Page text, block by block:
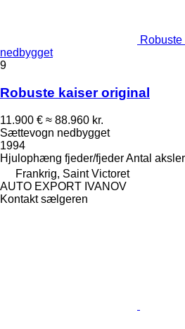
nedbygget
9
Robuste kaiser original
11.900 € ≈ 88.960 kr.
Sættevogn nedbygget
1994
Hjulophæng fjeder/fjederAntal aksler
Frankrig, Saint Victoret
AUTO EXPORT IVANOV
Kontakt sælgeren